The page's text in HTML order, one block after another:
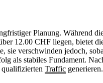
Planung. Während
12.00 CHF liegen, bietet
sie verschwinden jedoch,
als stabiles Fundament.
qualifizierten Traffic